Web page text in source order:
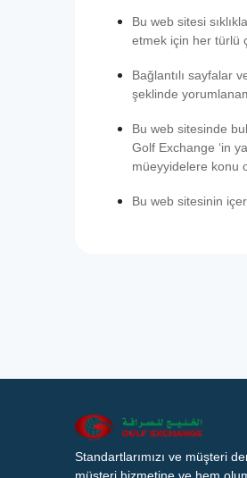
Bu web sitesi
etmek için her türlü
Bağlantılı sayfalar
şeklinde
Bu web sitesinde
Golf Exchange ‘in
müeyyidelere konu
Bu web sitesinin
Standartlarımızı ve müşteri